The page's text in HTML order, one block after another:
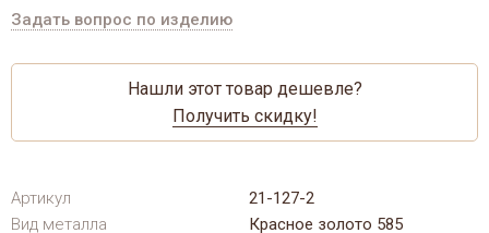
Задать вопрос по изделию
Нашли этот товар дешевле?
Получить скидку!
Артикул
21-127-2
Вид металла
Красное золото 585